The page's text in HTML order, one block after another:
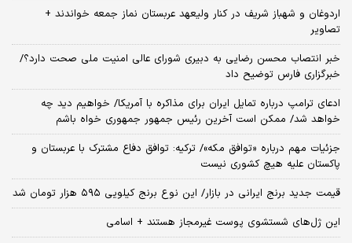
اردوغان و شهباز شریف در کنار ولیعهد عربستان نماز جمعه خواندند +
تصاویر
خبر انتصاب محسن رضایی به دبیری شورای عالی امنیت ملی صحت دارد؟/
خبرگزاری فارس توضیح داد
ادعای ترامپ درباره تمایل ایران برای مذاکره با آمریکا/ خواهیم دید چه
خواهد شد/ ممکن است آخرین رئیس‌ جمهور جمهوری خواه باشم
جزئیات مهم درباره «توافق مکه»/ ترکیه‌: توافق دفاع مشترک با عربستان و
پاکستان علیه هیچ کشوری نیست
قیمت جدید برنج ایرانی در بازار/ این نوع برنج کیلویی ۵۹۵ هزار تومان شد
این ژل‌های شستشوی پوست غیرمجاز هستند + اسامی